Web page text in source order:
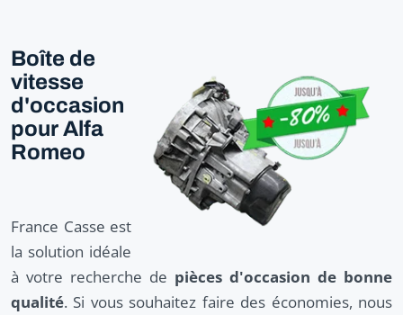
Boîte de
vitesse
d'occasion
pour Alfa
Romeo
France Casse est
la solution idéale
à votre recherche de pièces d'occasion de bonne
qualité. Si vous souhaitez faire des économies, nous